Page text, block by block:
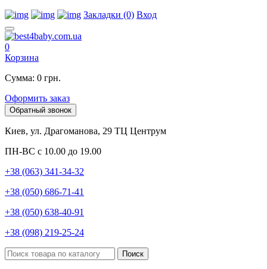
Закладки (0) Вход
0
Корзина
Сумма: 0 грн.
Оформить заказ
Обратный звонок
Киев, ул. Драгоманова, 29 ТЦ Центрум
ПН-ВС с 10.00 до 19.00
+38 (063) 341-34-32
+38 (050) 686-71-41
+38 (050) 638-40-91
+38 (098) 219-25-24
Поиск